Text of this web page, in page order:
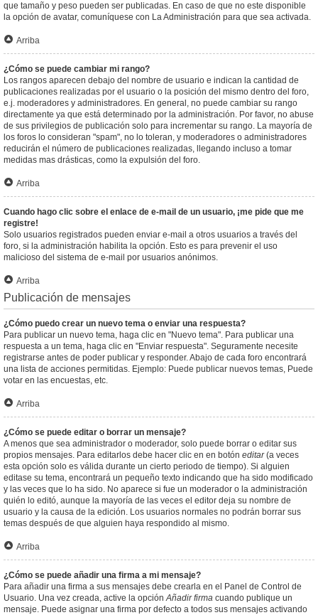
que tamaño y peso pueden ser publicadas. En caso de que no este disponible
la opción de avatar, comuníquese con La Administración para que sea activada.
Arriba
¿Cómo se puede cambiar mi rango?
Los rangos aparecen debajo del nombre de usuario e indican la cantidad de
publicaciones realizadas por el usuario o la posición del mismo dentro del foro,
e.j. moderadores y administradores. En general, no puede cambiar su rango
directamente ya que está determinado por la administración. Por favor, no abuse
de sus privilegios de publicación solo para incrementar su rango. La mayoría de
los foros lo consideran "spam", no lo toleran, y moderadores o administradores
reducirán el número de publicaciones realizadas, llegando incluso a tomar
medidas mas drásticas, como la expulsión del foro.
Arriba
Cuando hago clic sobre el enlace de e-mail de un usuario, ¡me pide que me
registre!
Solo usuarios registrados pueden enviar e-mail a otros usuarios a través del
foro, si la administración habilita la opción. Esto es para prevenir el uso
malicioso del sistema de e-mail por usuarios anónimos.
Arriba
Publicación de mensajes
¿Cómo puedo crear un nuevo tema o enviar una respuesta?
Para publicar un nuevo tema, haga clic en "Nuevo tema". Para publicar una
respuesta a un tema, haga clic en "Enviar respuesta". Seguramente necesite
registrarse antes de poder publicar y responder. Abajo de cada foro encontrará
una lista de acciones permitidas. Ejemplo: Puede publicar nuevos temas, Puede
votar en las encuestas, etc.
Arriba
¿Cómo se puede editar o borrar un mensaje?
A menos que sea administrador o moderador, solo puede borrar o editar sus
propios mensajes. Para editarlos debe hacer clic en en botón editar(a veces
esta opción solo es válida durante un cierto periodo de tiempo). Si alguien
editase su tema, encontrará un pequeño texto indicando que ha sido modificado
y las veces que lo ha sido. No aparece si fue un moderador o la administración
quién lo editó, aunque la mayoría de las veces el editor deja su nombre de
usuario y la causa de la edición. Los usuarios normales no podrán borrar sus
temas después de que alguien haya respondido al mismo.
Arriba
¿Cómo se puede añadir una firma a mi mensaje?
Para añadir una firma a sus mensajes debe crearla en el Panel de Control de
Usuario. Una vez creada, active la opciónAñadir firma cuando publique un
mensaje. Puede asignar una firma por defecto a todos sus mensajes activando